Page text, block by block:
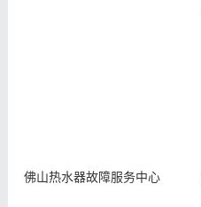
佛山热水器故障服务中心